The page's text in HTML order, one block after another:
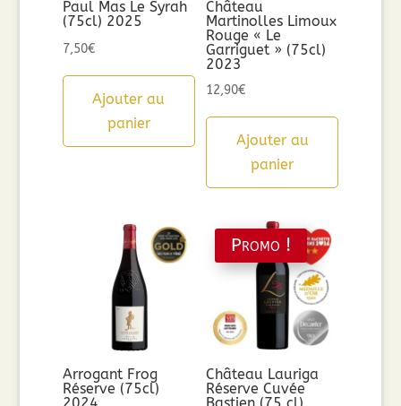
Paul Mas Le Syrah
(75cl) 2025
7,50€
Ajouter au
panier
Château
Martinolles Limoux
Rouge « Le
Garriguet » (75cl)
2023
12,90€
Ajouter au
panier
Arrogant Frog
Réserve (75cl)
Promo !
Château Lauriga
Réserve Cuvée